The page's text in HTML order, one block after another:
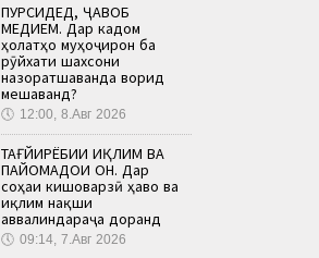
ПУРСИДЕД, ҶАВОБ
МЕДИҲЕМ. Дар кадом
ҳолатҳо муҳоҷирон ба
рӯйхати шахсони
назоратшаванда ворид
мешаванд?
🕔 12:00, 8.Авг 2026
ТАҒЙИРЁБИИ ИҚЛИМ ВА
ПАЙОМАДҲОИ ОН. Дар
соҳаи кишоварзӣ ҳаво ва
иқлим нақши
аввалиндараҷа доранд
🕔 09:14, 7.Авг 2026